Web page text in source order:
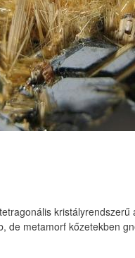
de metamorf kőzetekben